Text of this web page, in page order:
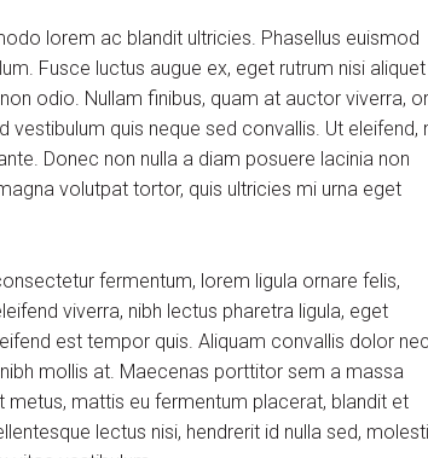
lorem ac blandit ultricies. Phasellus euismod
Fusce luctus augue ex, eget rutrum nisi aliquet
odio. Nullam finibus, quam at auctor viverra,
quis neque sed convallis. Ut eleifend,
Donec non nulla a diam posuere lacinia non
volutpat tortor, quis ultricies mi urna eget
fermentum, lorem ligula ornare felis,
viverra, nibh lectus pharetra ligula, eget
est tempor quis. Aliquam convallis dolor nec
mollis at. Maecenas porttitor sem a massa
metus, mattis eu fermentum placerat, blandit et
lectus nisi, hendrerit id nulla sed,